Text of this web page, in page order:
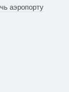
аэропорту